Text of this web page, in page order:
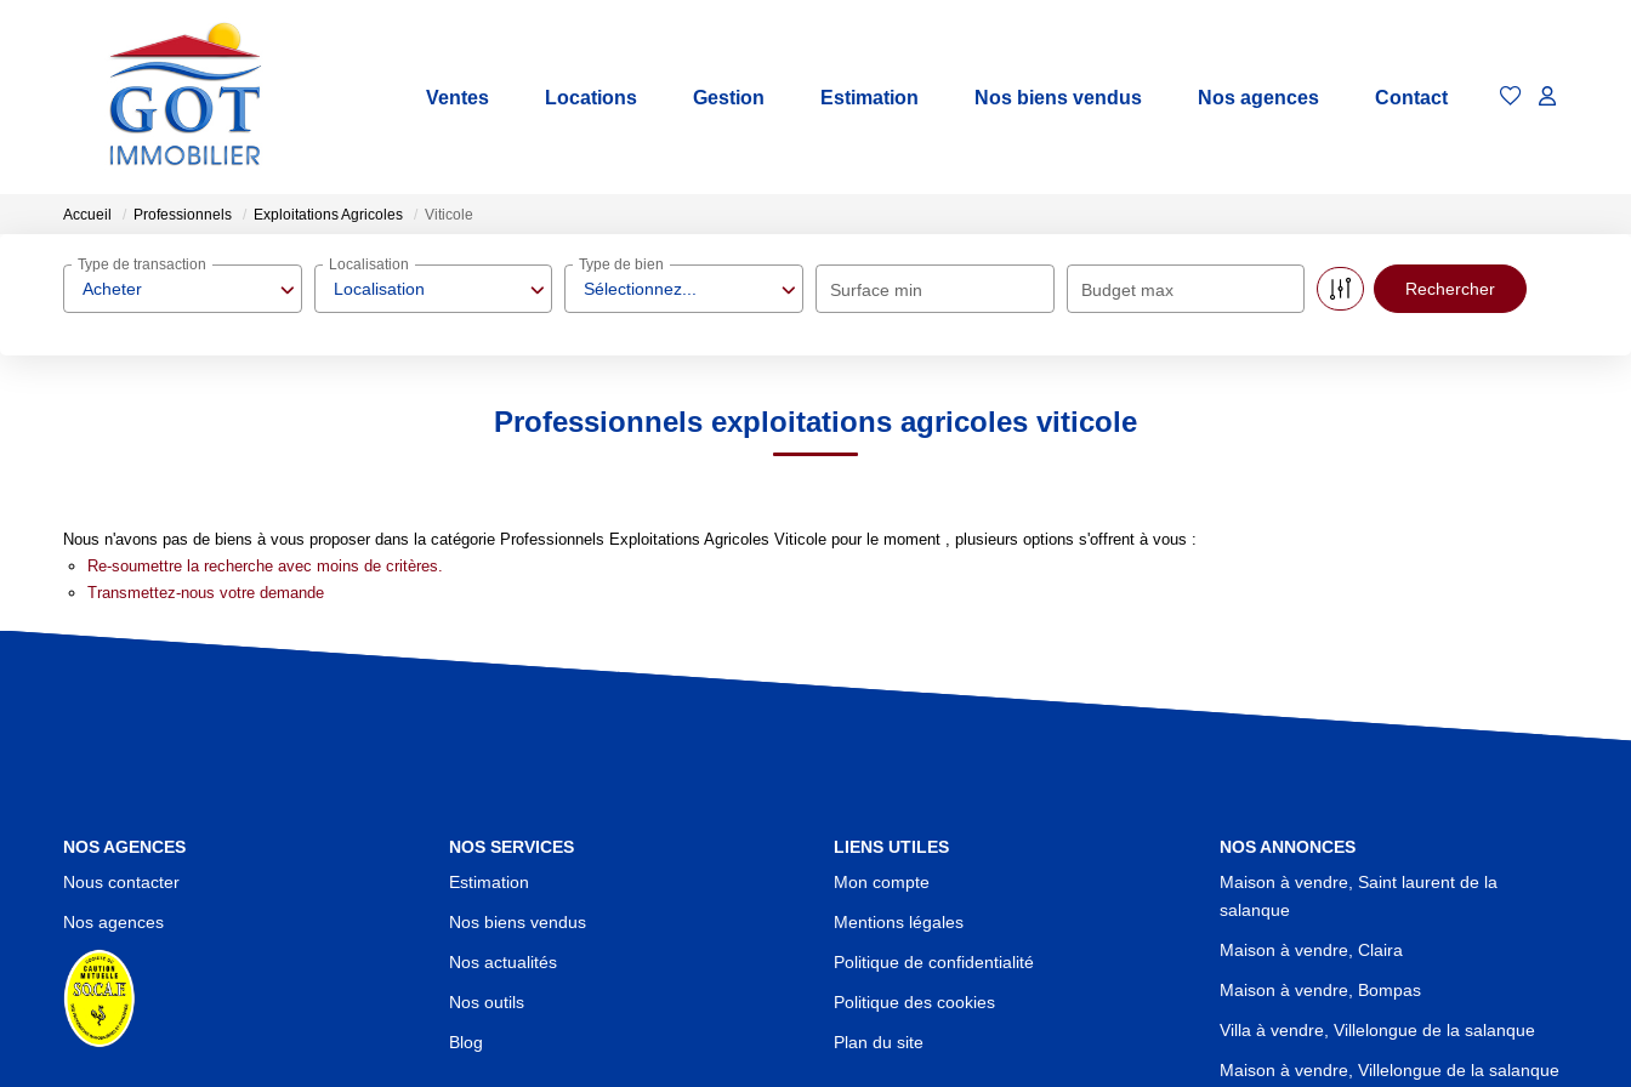
Ventes Locations Gestion Estimation Nos biens vendus Nos agences Contact
Accueil Professionnels Exploitations Agricoles Viticole
Acheter
Type de transaction
Localisation
Localisation
Sélectionnez...
Type de bien
Surface min Budget max
Professionnels exploitations agricoles viticole
Nous n'avons pas de biens à vous proposer dans la catégorie Professionnels Exploitations Agricoles Viticole pour le moment , plusieurs options s'offrent à vous :
Re-soumettre la recherche avec moins de critères.
Transmettez-nous votre demande
NOS AGENCES
Nous contacter
Nos agences
NOS SERVICES
Estimation
Nos biens vendus
Nos actualités
Nos outils
Blog
LIENS UTILES
Mon compte
Mentions légales
Politique de confidentialité
Politique des cookies
Plan du site
NOS ANNONCES
Maison à vendre, Saint laurent de la
salanque
Maison à vendre, Claira
Maison à vendre, Bompas
Villa à vendre, Villelongue de la salanque
Maison à vendre, Villelongue de la salanque